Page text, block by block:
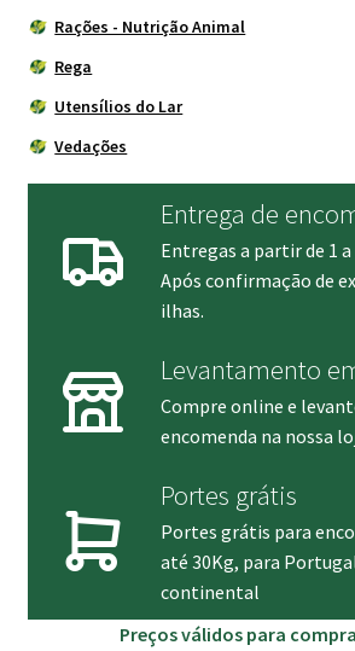
Rações - Nutrição Animal
Rega
Utensílios do Lar
Vedações
Entrega de
Entregas a partir de 1 a
Após confirmação de
ilhas.
Levantamento
Compre online e
encomenda na nossa
Portes grátis
Portes grátis para
até 30Kg, para
continental
Preços válidos para